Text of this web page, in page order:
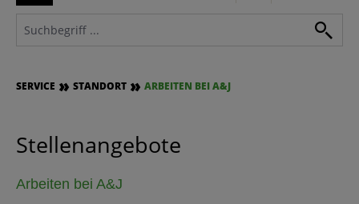
SERVICE STANDORT ARBEITEN BEI A&J
Stellenangebote
Arbeiten bei A&J